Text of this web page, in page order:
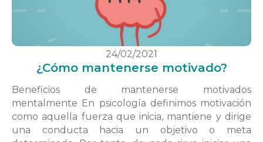
24/02/2021
¿Cómo mantenerse motivado?
Beneficios de mantenerse motivados
mentalmente En psicología definimos motivación
como aquella fuerza que inicia, mantiene y dirige
una conducta hacia un objetivo o meta